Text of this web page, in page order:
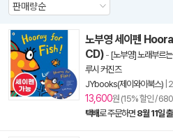
노부영 세이펜
CD) - [노부영] 노래부르
루시 커진즈
JYbooks(제이와이북스)
13,600원 (15% 할인 /
택배로 주문하면 8월 11일